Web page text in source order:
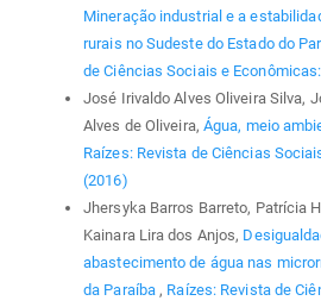
Mineração industrial e a
rurais no Sudeste do Estado do
de Ciências Sociais e
José Irivaldo Alves Oliveira Silva,
Alves de Oliveira, Água, meio
Raízes: Revista de Ciências
(2016)
Jhersyka Barros Barreto, Patrícia
Kainara Lira dos Anjos,
abastecimento de água nas
da Paraíba, Raízes: Revista de